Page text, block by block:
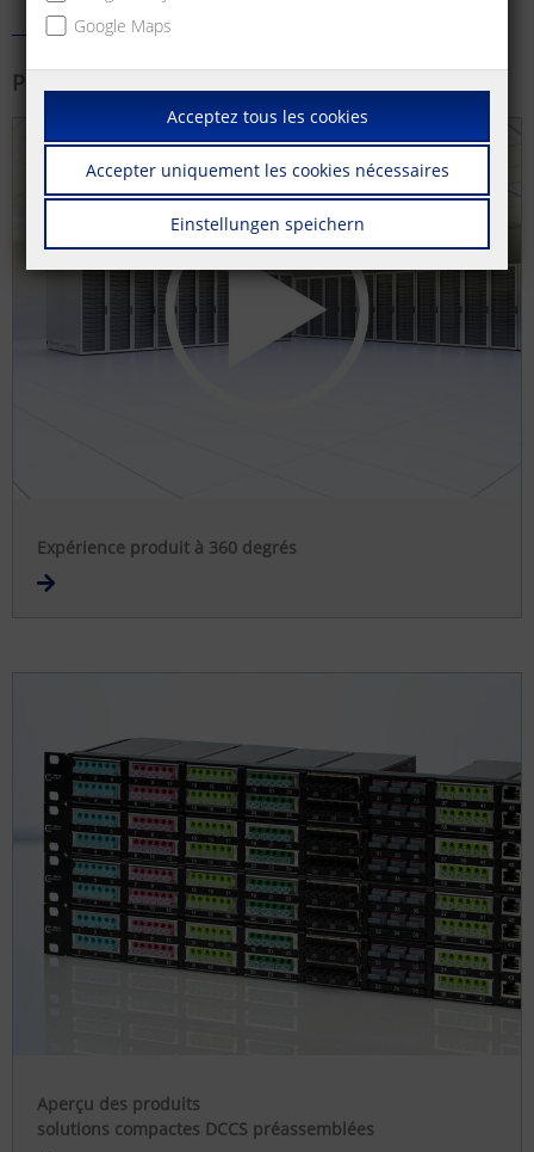
Plus d'information
Expérience produit à 360 degrés
Aperçu des produits
solutions compactes DCCS préassemblées
Google Maps
Acceptez tous les cookies
Accepter uniquement les cookies nécessaires
Einstellungen speichern